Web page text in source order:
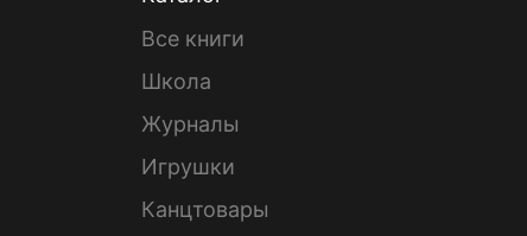
Все книги
Школа
Журналы
Игрушки
Канцтовары